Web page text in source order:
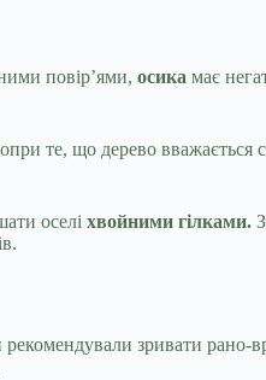
повір’ями, осика має
те, що дерево вважається
оселі хвойними гілками.
зривати рано-